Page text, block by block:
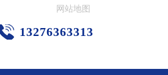
网站地图
13276363313